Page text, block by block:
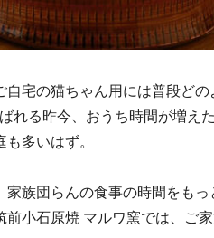
自宅の猫ちゃん用には普段ど
れる昨今、おうち時間が増え
も多いはず。
家族団らんの食事の時間をもっ
前小石原焼 マルワ窯では、ご